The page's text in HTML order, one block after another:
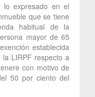
lo expresado en el
que se tiene
habitual de la
mayor de 65
establecida
LIRPF respecto a
con motivo de
50 por ciento del